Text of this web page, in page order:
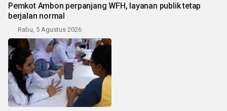
Pemkot Ambon perpanjang WFH, layanan publik tetap
berjalan normal
Rabu, 5 Agustus 2026